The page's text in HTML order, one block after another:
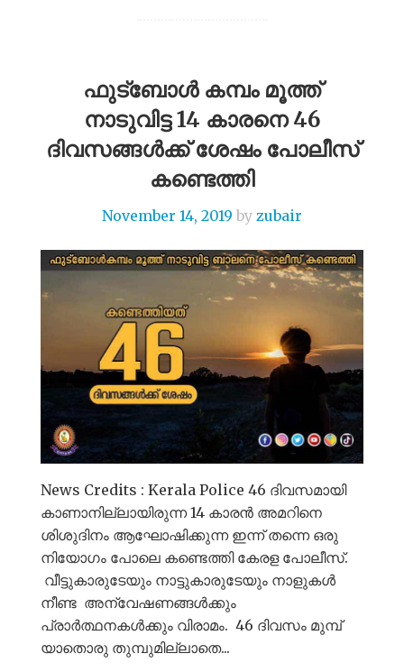
ഫുട്ബോൾ കമ്പം മൂത്ത്
നാടുവിട്ട 14 കാരനെ 46
ദിവസങ്ങൾക്ക് ശേഷം പോലീസ്
കണ്ടെത്തി
November 14, 2019 by zubair
News Credits : Kerala Police 46 ദിവസമായി
കാണാനില്ലായിരുന്ന 14 കാരൻ അമറിനെ
ശിശുദിനം ആഘോഷിക്കുന്ന ഇന്ന് തന്നെ ഒരു
നിയോഗം പോലെ കണ്ടെത്തി കേരള പോലീസ്.
വീട്ടുകാരുടേയും നാട്ടുകാരുടേയും നാളുകൾ
നീണ്ട അന്വേഷണങ്ങള്‍ക്കും
പ്രാര്‍ത്ഥനകള്‍ക്കും വിരാമം. 46 ദിവസം മുമ്പ്
യാതൊരു തുമ്പുമില്ലാതെ...